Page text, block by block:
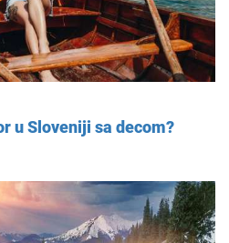
u Sloveniji sa decom?